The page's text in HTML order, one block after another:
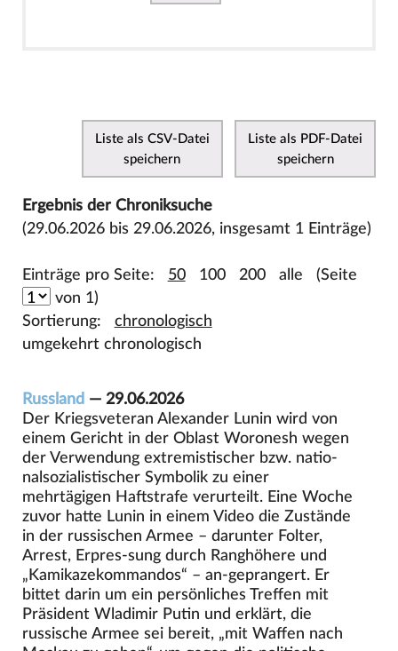
Liste als CSV-Datei
speichern
Liste als PDF-Datei
speichern
Ergebnis der Chroniksuche
(29.06.2026 bis 29.06.2026, insgesamt 1 Einträge)
Einträge pro Seite: 50 100 200 alle (Seite
von 1)
Sortierung: chronologisch
umgekehrt chronologisch
Russland — 29.06.2026
Der Kriegsveteran Alexander Lunin wird von
einem Gericht in der Oblast Woronesh wegen
der Verwendung extremistischer bzw. natio-
nalsozialistischer Symbolik zu einer
mehrtägigen Haftstrafe verurteilt. Eine Woche
zuvor hatte Lunin in einem Video die Zustände
in der russischen Armee – darunter Folter,
Arrest, Erpres-sung durch Ranghöhere und
„Kamikazekommandos“ – an-geprangert. Er
bittet darin um ein persönliches Treffen mit
Präsident Wladimir Putin und erklärt, die
russische Armee sei bereit, „mit Waffen nach